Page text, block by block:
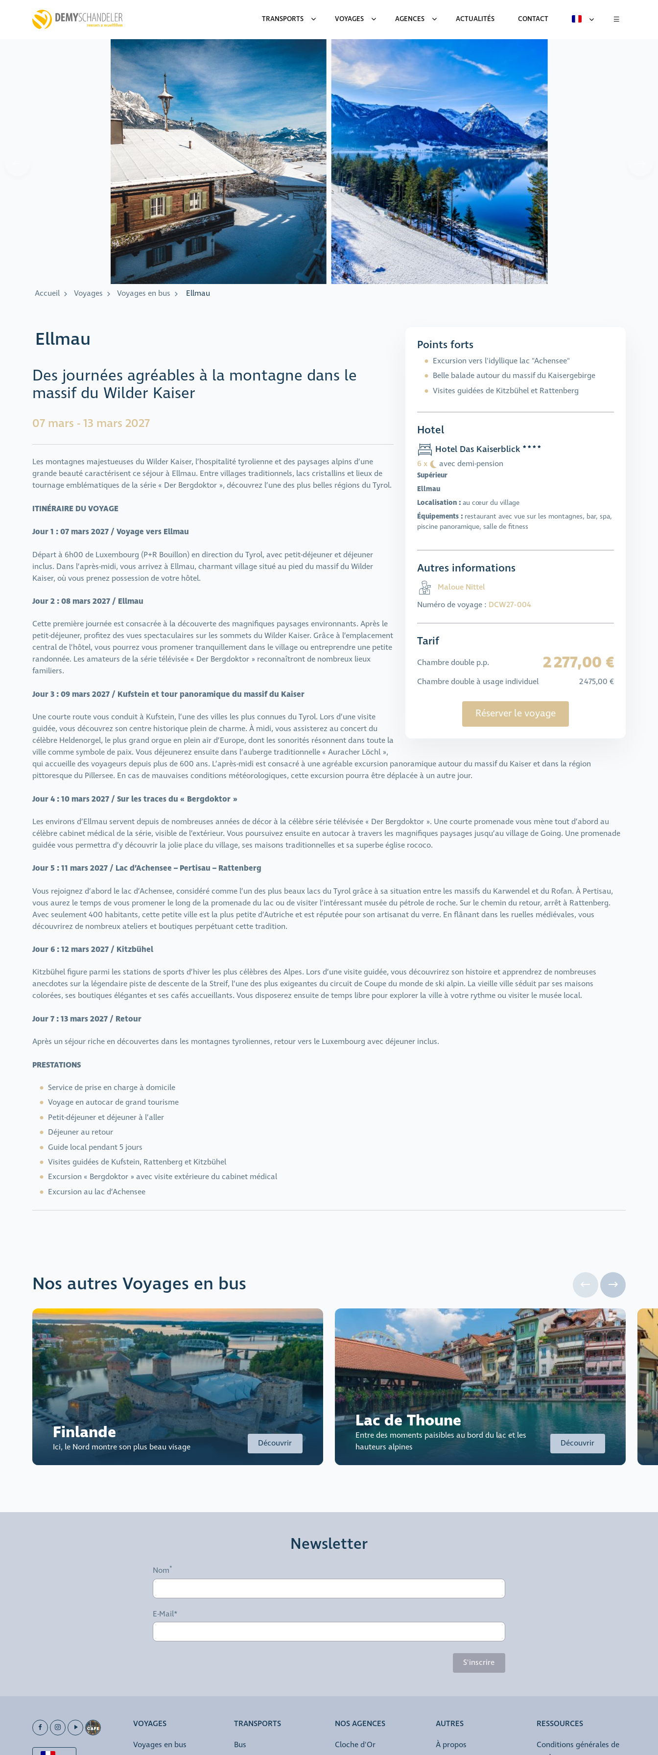
TRANSPORTS VOYAGES AGENCES ACTUALITÉS CONTACT
Accueil Voyages Voyages en bus Ellmau
Points forts
Excursion vers l'idyllique lac "Achensee"
Belle balade autour du massif du Kaisergebirge
Visites guidées de Kitzbühel et Rattenberg
Hotel
Hotel Das Kaiserblick
6 x avec demi-pension
Supérieur
Ellmau
Localisation : au cœur du village
Équipements : restaurant avec vue sur les montagnes, bar, spa,
piscine panoramique, salle de fitness
Autres informations
Maloue Nittel
Numéro de voyage : DCW27-004
Tarif
Chambre double p.p. 2 277,00 €
Chambre double à usage individuel 2 475,00 €
Réserver le voyage
Ellmau
Des journées agréables à la montagne dans le
massif du Wilder Kaiser
07 mars - 13 mars 2027
Les montagnes majestueuses du Wilder Kaiser, l’hospitalité tyrolienne et des paysages alpins d’une
grande beauté caractérisent ce séjour à Ellmau. Entre villages traditionnels, lacs cristallins et lieux de
tournage emblématiques de la série « Der Bergdoktor », découvrez l’une des plus belles régions du Tyrol.
ITINÉRAIRE DU VOYAGE
Jour 1 : 07 mars 2027 / Voyage vers Ellmau
Départ à 6h00 de Luxembourg (P+R Bouillon) en direction du Tyrol, avec petit-déjeuner et déjeuner
inclus. Dans l’après-midi, vous arrivez à Ellmau, charmant village situé au pied du massif du Wilder
Kaiser, où vous prenez possession de votre hôtel.
Jour 2 : 08 mars 2027 / Ellmau
Cette première journée est consacrée à la découverte des magnifiques paysages environnants. Après le
petit-déjeuner, profitez des vues spectaculaires sur les sommets du Wilder Kaiser. Grâce à l’emplacement
central de l’hôtel, vous pourrez vous promener tranquillement dans le village ou entreprendre une petite
randonnée. Les amateurs de la série télévisée « Der Bergdoktor » reconnaîtront de nombreux lieux
familiers.
Jour 3 : 09 mars 2027 / Kufstein et tour panoramique du massif du Kaiser
Une courte route vous conduit à Kufstein, l’une des villes les plus connues du Tyrol. Lors d’une visite
guidée, vous découvrez son centre historique plein de charme. À midi, vous assisterez au concert du
célèbre Heldenorgel, le plus grand orgue en plein air d’Europe, dont les sonorités résonnent dans toute la
ville comme symbole de paix. Vous déjeunerez ensuite dans l’auberge traditionnelle « Auracher Löchl »,
qui accueille des voyageurs depuis plus de 600 ans. L’après-midi est consacré à une agréable excursion panoramique autour du massif du Kaiser et dans la région
pittoresque du Pillersee. En cas de mauvaises conditions météorologiques, cette excursion pourra être déplacée à un autre jour.
Jour 4 : 10 mars 2027 / Sur les traces du « Bergdoktor »
Les environs d’Ellmau servent depuis de nombreuses années de décor à la célèbre série télévisée « Der Bergdoktor ». Une courte promenade vous mène tout d’abord au
célèbre cabinet médical de la série, visible de l’extérieur. Vous poursuivez ensuite en autocar à travers les magnifiques paysages jusqu’au village de Going. Une promenade
guidée vous permettra d’y découvrir la jolie place du village, ses maisons traditionnelles et sa superbe église rococo.
Jour 5 : 11 mars 2027 / Lac d’Achensee – Pertisau – Rattenberg
Vous rejoignez d’abord le lac d’Achensee, considéré comme l’un des plus beaux lacs du Tyrol grâce à sa situation entre les massifs du Karwendel et du Rofan. À Pertisau,
vous aurez le temps de vous promener le long de la promenade du lac ou de visiter l’intéressant musée du pétrole de roche. Sur le chemin du retour, arrêt à Rattenberg.
Avec seulement 400 habitants, cette petite ville est la plus petite d’Autriche et est réputée pour son artisanat du verre. En flânant dans les ruelles médiévales, vous
découvrirez de nombreux ateliers et boutiques perpétuant cette tradition.
Jour 6 : 12 mars 2027 / Kitzbühel
Kitzbühel figure parmi les stations de sports d’hiver les plus célèbres des Alpes. Lors d’une visite guidée, vous découvrirez son histoire et apprendrez de nombreuses
anecdotes sur la légendaire piste de descente de la Streif, l’une des plus exigeantes du circuit de Coupe du monde de ski alpin. La vieille ville séduit par ses maisons
colorées, ses boutiques élégantes et ses cafés accueillants. Vous disposerez ensuite de temps libre pour explorer la ville à votre rythme ou visiter le musée local.
Jour 7 : 13 mars 2027 / Retour
Après un séjour riche en découvertes dans les montagnes tyroliennes, retour vers le Luxembourg avec déjeuner inclus.
PRESTATIONS
Service de prise en charge à domicile
Voyage en autocar de grand tourisme
Petit-déjeuner et déjeuner à l’aller
Déjeuner au retour
Guide local pendant 5 jours
Visites guidées de Kufstein, Rattenberg et Kitzbühel
Excursion « Bergdoktor » avec visite extérieure du cabinet médical
Excursion au lac d’Achensee
Nos autres Voyages en bus
Finlande
Ici, le Nord montre son plus beau visage Découvrir
Lac de Thoune
Entre des moments paisibles au bord du lac et les
hauteurs alpines
Découvrir
Newsletter
Nom
E-Mail*
S'inscrire
VOYAGES
Voyages en bus
TRANSPORTS
Bus
NOS AGENCES
Cloche d'Or
AUTRES
À propos
RESSOURCES
Conditions générales de